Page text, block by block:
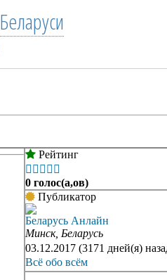
Беларуси
Рейтинг
    
0 голос(а,ов)
Публикатор
Беларусь Анлайн
Минск, Беларусь
03.12.2017 (3171 дней(я)
Всё обо всём